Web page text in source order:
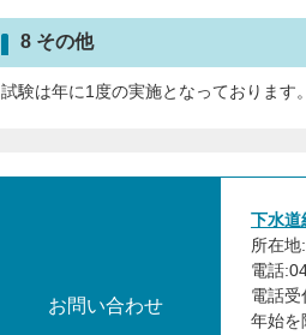
8 その他
試験は年に1度の実施となっております。
お問い合わせ
下水道
所在地
電話
電話
年始を